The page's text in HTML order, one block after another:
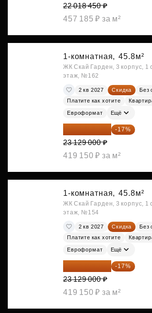
22 018 450 ₽
457 185 ₽ за м²
1-комнатная, 45.8м²
ЖК Скай Гарден, 3 корпус, 1
этаж, №162
2 кв 2027 Скидка
Без
Платите как хотите
Евроформат Ещё
19 197 070 ₽ -17%
23 129 000 ₽
419 150 ₽ за м²
1-комнатная, 45.8м²
ЖК Скай Гарден, 3 корпус, 1
этаж, №154
2 кв 2027 Скидка
Без
Платите как хотите
Евроформат Ещё
19 197 070 ₽ -17%
23 129 000 ₽
419 150 ₽ за м²